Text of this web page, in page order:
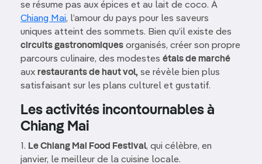
se résume pas aux épices et au lait de coco. À
Chiang Mai, l’amour du pays pour les saveurs
uniques atteint des sommets. Bien qu’il existe des
circuits gastronomiques organisés, créer son propre
parcours culinaire, des modestes étals de marché
aux restaurants de haut vol, se révèle bien plus
satisfaisant sur les plans culturel et gustatif.
Les activités incontournables à
Chiang Mai
1. Le Chiang Mai Food Festival, qui célèbre, en
janvier, le meilleur de la cuisine locale.